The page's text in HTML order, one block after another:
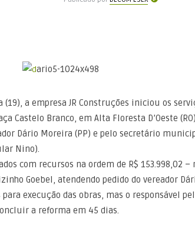
a empresa JR Construções iniciou os
Castelo Branco, em Alta Floresta D’Oeste
Dário Moreira (PP) e pelo secretário
Nino).
com recursos na ordem de R$ 153.998,02
Goebel, atendendo pedido do vereador
para execução das obras, mas o responsável
a reforma em 45 dias.